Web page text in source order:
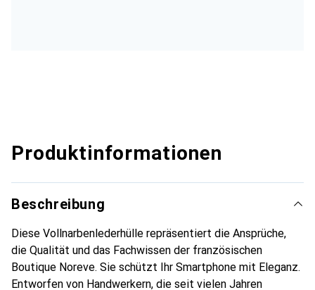
Produktinformationen
Beschreibung
Diese Vollnarbenlederhülle repräsentiert die Ansprüche,
die Qualität und das Fachwissen der französischen
Boutique Noreve. Sie schützt Ihr Smartphone mit Eleganz.
Entworfen von Handwerkern, die seit vielen Jahren